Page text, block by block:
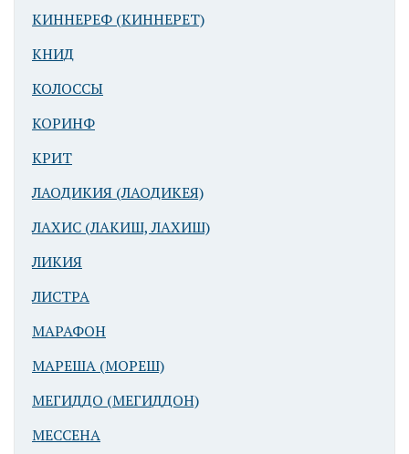
Арад
века.
«церемониальном
комплексе».
- каменный
сосуд для воды
Арад. Ворота
века. На
заднем плане
КИННЕРЕФ (КИННЕРЕТ)
КНИД
КОЛОССЫ
КОРИНФ
КРИТ
ЛАОДИКИЯ (ЛАОДИКЕЯ)
ЛАХИС (ЛАКИШ, ЛАХИШ)
ЛИКИЯ
ЛИСТРА
МАРАФОН
МАРЕША (МОРЕШ)
МЕГИДДО (МЕГИДДОН)
МЕССЕНА